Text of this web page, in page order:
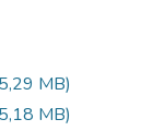
MB)
MB)